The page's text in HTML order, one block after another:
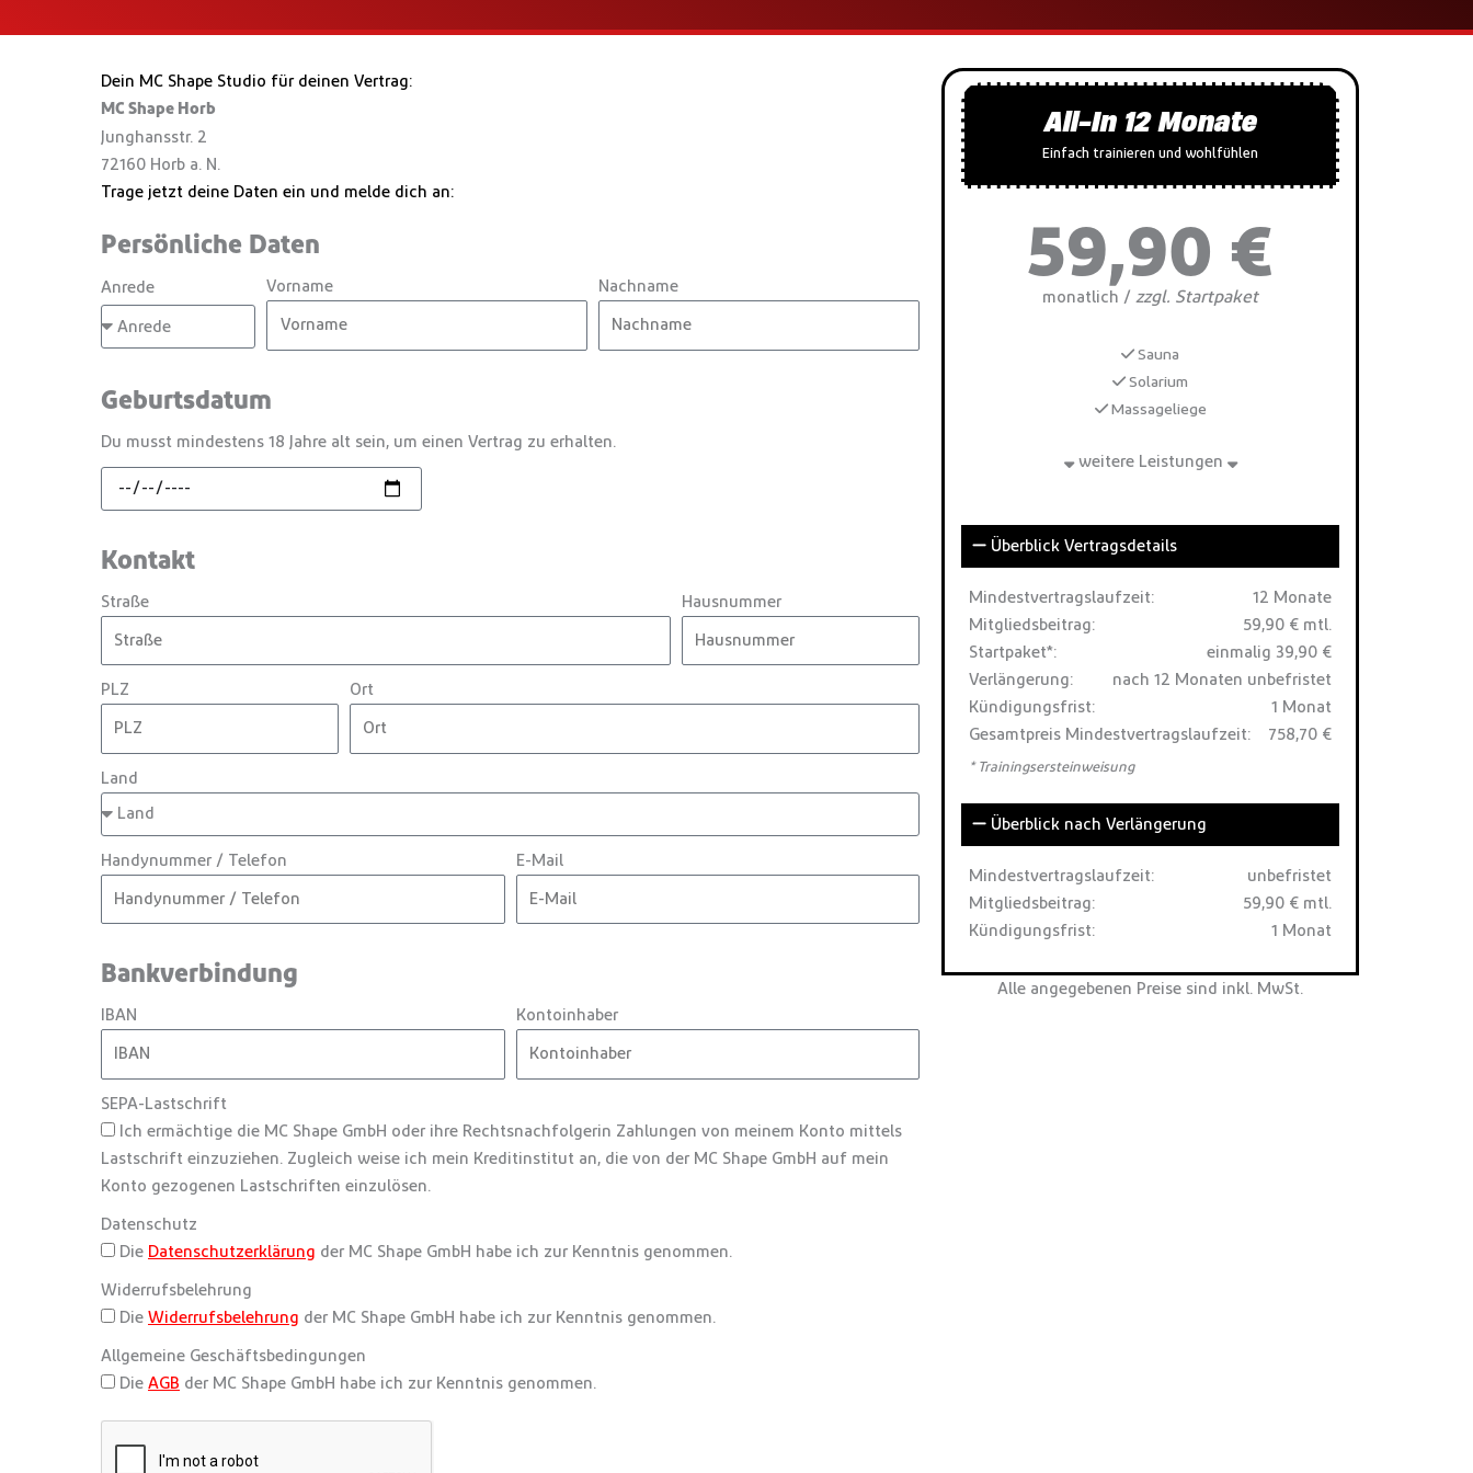
Dein MC Shape Studio für deinen Vertrag:
MC Shape Horb
Junghansstr. 2
72160 Horb a. N.
Trage jetzt deine Daten ein und melde dich an:
Persönliche Daten
Anrede Vorname Nachname
Geburtsdatum
Du musst mindestens 18 Jahre alt sein, um einen Vertrag zu erhalten.
Kontakt
Straße Hausnummer
PLZ Ort
Land
Handynummer / Telefon E-Mail
Bankverbindung
IBAN Kontoinhaber
SEPA-Lastschrift
Ich ermächtige die MC Shape GmbH oder ihre Rechtsnachfolgerin Zahlungen von meinem Konto mittels
Lastschrift einzuziehen. Zugleich weise ich mein Kreditinstitut an, die von der MC Shape GmbH auf mein
Konto gezogenen Lastschriften einzulösen.
Datenschutz
Die Datenschutzerklärung der MC Shape GmbH habe ich zur Kenntnis genommen.
Widerrufsbelehrung
Die Widerrufsbelehrung der MC Shape GmbH habe ich zur Kenntnis genommen.
Allgemeine Geschäftsbedingungen
Die AGB der MC Shape GmbH habe ich zur Kenntnis genommen.
All-In 12 Monate
Einfach trainieren und wohlfühlen
59,90 €
monatlich /zzgl. Startpaket
Sauna
Solarium
Massageliege
weitere Leistungen
Überblick Vertragsdetails
Mindestvertragslaufzeit:
12 Monate
Mitgliedsbeitrag:
59,90 € mtl.
Startpaket*:
einmalig 39,90 €
Verlängerung:
nach 12 Monaten unbefristet
Kündigungsfrist:
1 Monat
Gesamtpreis Mindestvertragslaufzeit:
758,70 €
* Trainingsersteinweisung
Überblick nach Verlängerung
Mindestvertragslaufzeit:
unbefristet
Mitgliedsbeitrag:
59,90 € mtl.
Kündigungsfrist:
1 Monat
Alle angegebenen Preise sind inkl. MwSt.